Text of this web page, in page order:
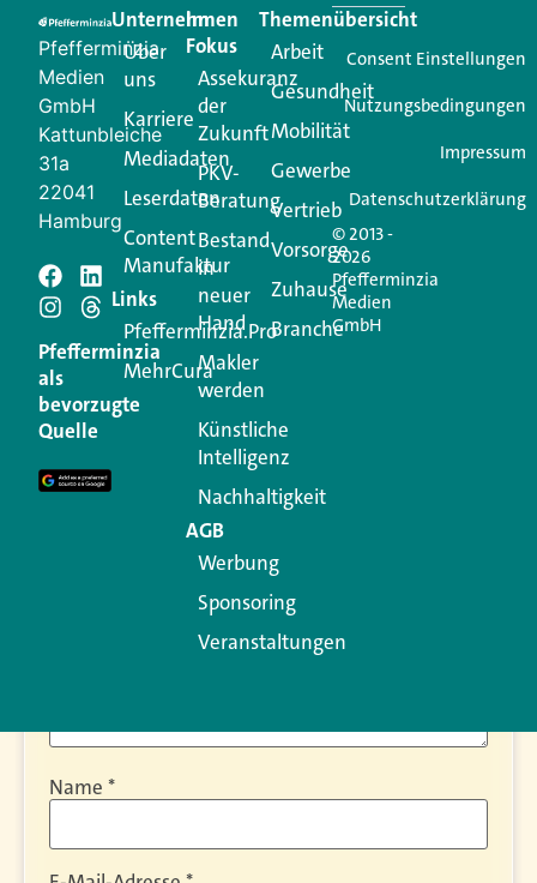
Creator für Ihre Kundenkommunikation. Alles, was
Ihren Vertriebsalltag leichter macht. Mit nur einem
Login.
Jetzt anmelden
Schreiben Sie einen
Kommentar
Ihre E-Mail-Adresse wird nicht veröffentlicht.
Erforderliche Felder sind mit
Kommentar
Name *
Pfefferminzia
Medien
GmbH
Kattunbleiche
31a
22041
Hamburg
Pfefferminzia
als
bevorzugte
Quelle
Unternehmen
Über
uns
Karriere
Mediadaten
Leserdaten
Content
Manufaktur
Links
Pfefferminzia.Pro
MehrCura
Im
Fokus
Assekuranz
der
Zukunft
PKV-
Beratung
Bestand
in
neuer
Hand
Makler
werden
Künstliche
Intelligenz
Nachhaltigkeit
AGB
Werbung
Sponsoring
Veranstaltungen
Themenübersicht
Arbeit
Gesundheit
Mobilität
Gewerbe
Vertrieb
Vorsorge
Zuhause
Branche
© 2013 -
2026
Pfefferminzia
Medien
GmbH
Consent Einstellungen
Nutzungsbedingungen
Impressum
Datenschutzerklärung